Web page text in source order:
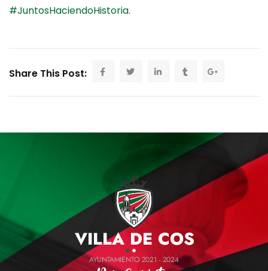
#JuntosHaciendoHistoria.
Share This Post: